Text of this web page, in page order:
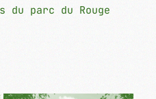
du parc du Rouge